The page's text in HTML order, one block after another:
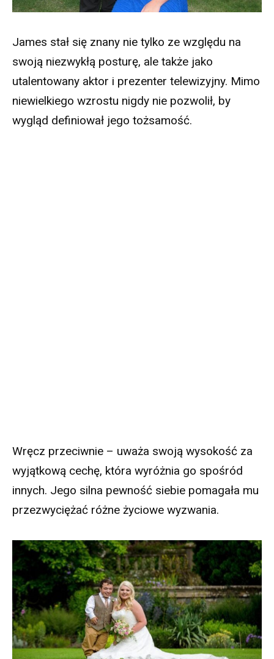
James stał się znany nie tylko ze względu na
swoją niezwykłą posturę, ale także jako
utalentowany aktor i prezenter telewizyjny. Mimo
niewielkiego wzrostu nigdy nie pozwolił, by
wygląd definiował jego tożsamość.
Wręcz przeciwnie – uważa swoją wysokość za
wyjątkową cechę, która wyróżnia go spośród
innych. Jego silna pewność siebie pomagała mu
przezwyciężać różne życiowe wyzwania.